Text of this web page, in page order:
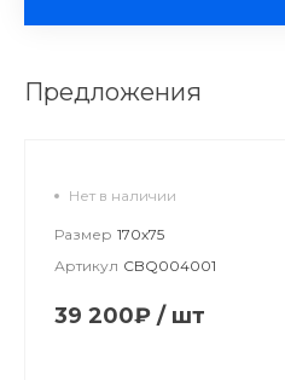
Предложения
Нет в наличии
Размер 170х75
Артикул CBQ004001
39 200₽ / шт